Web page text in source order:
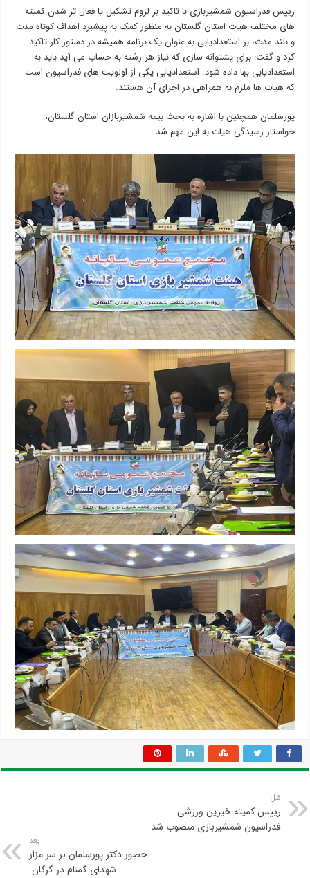
رییس فدراسیون شمشیربازی با تاکید بر لزوم تشکیل یا فعال تر شدن کمیته
های مختلف هیات استان گلستان به منظور کمک به پیشبرد اهداف کوتاه مدت
و بلند مدت، بر استعدادیابی به عنوان یک برنامه همیشه در دستور کار تاکید
کرد و گفت: برای پشتوانه سازی که نیاز هر رشته به حساب می آید باید به
استعدادیابی بها داده شود. استعدادیابی یکی از اولویت های فدراسیون است
که هیات ها ملزم به همراهی در اجرای آن هستند.
پورسلمان همچنین با اشاره به بحث بیمه شمشیربازان استان گلستان،
خواستار رسیدگی هیات به این مهم شد.
قبل
رییس کمیته خیرین ورزشی
فدراسیون شمشیربازی منصوب شد
بعد
حضور دکتر پورسلمان بر سر مزار
شهدای گمنام در گرگان